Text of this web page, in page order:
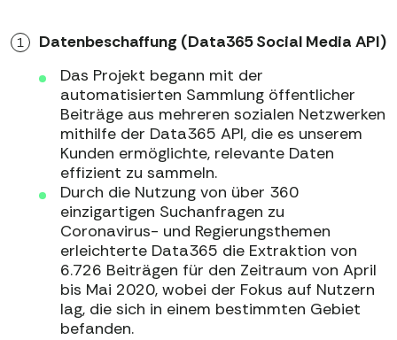
Datenbeschaffung (Data365 Social Media API)
Das Projekt begann mit der
automatisierten Sammlung öffentlicher
Beiträge aus mehreren sozialen Netzwerken
mithilfe der Data365 API, die es unserem
Kunden ermöglichte, relevante Daten
effizient zu sammeln.
Durch die Nutzung von über 360
einzigartigen Suchanfragen zu
Coronavirus- und Regierungsthemen
erleichterte Data365 die Extraktion von
6.726 Beiträgen für den Zeitraum von April
bis Mai 2020, wobei der Fokus auf Nutzern
lag, die sich in einem bestimmten Gebiet
befanden.